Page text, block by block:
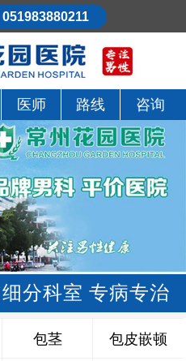
医师 路线 咨询
分科室 专病专治
包茎 包皮嵌顿
051983880211